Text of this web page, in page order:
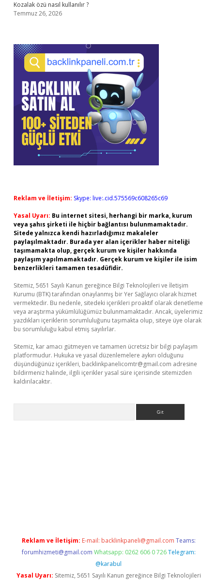
Kozalak özü nasıl kullanılır ?
Temmuz 26, 2026
Reklam ve İletişim: Skype: live:.cid.575569c608265c69
Yasal Uyarı: Bu internet sitesi, herhangi bir marka, kurum
veya şahıs şirketi ile hiçbir bağlantısı bulunmamaktadır.
Sitede yalnızca kendi hazırladığımız makaleler
paylaşılmaktadır. Burada yer alan içerikler haber niteliği
taşımamakta olup, gerçek kurum ve kişiler hakkında
paylaşım yapılmamaktadır. Gerçek kurum ve kişiler ile isim
benzerlikleri tamamen tesadüfidir.
Sitemiz, 5651 Sayılı Kanun gereğince Bilgi Teknolojileri ve İletişim
Kurumu (BTK) tarafından onaylanmış bir Yer Sağlayıcı olarak hizmet
vermektedir. Bu nedenle, sitedeki içerikleri proaktif olarak denetleme
veya araştırma yükümlülüğümüz bulunmamaktadır. Ancak, üyelerimiz
yazdıkları içeriklerin sorumluluğunu taşımakta olup, siteye üye olarak
bu sorumluluğu kabul etmiş sayılırlar.
Sitemiz, kar amacı gütmeyen ve tamamen ücretsiz bir bilgi paylaşım
platformudur. Hukuka ve yasal düzenlemelere aykırı olduğunu
düşündüğünüz içerikleri, backlinkpanelicomtr@gmail.com adresine
bildirmeniz halinde, ilgili içerikler yasal süre içerisinde sitemizden
kaldırılacaktır.
Reklam ve İletişim: E-mail: backlinkpaneli@gmail.com Teams:
forumhizmeti@gmail.com Whatsapp: 0262 606 0 726 Telegram:
@karabul
Yasal Uyarı: Sitemiz, 5651 Sayılı Kanun gereğince Bilgi Teknolojileri